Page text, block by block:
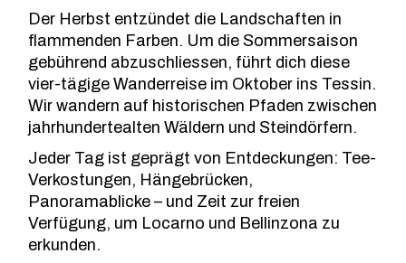
Der Herbst entzündet die Landschaften in
flammenden Farben. Um die Sommersaison
gebührend abzuschliessen, führt dich diese
vier-tägige Wanderreise im Oktober ins Tessin.
Wir wandern auf historischen Pfaden zwischen
jahrhundertealten Wäldern und Steindörfern.
Jeder Tag ist geprägt von Entdeckungen: Tee-
Verkostungen, Hängebrücken,
Panoramablicke – und Zeit zur freien
Verfügung, um Locarno und Bellinzona zu
erkunden.